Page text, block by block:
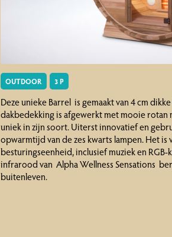
OUTDOOR 3 P
Deze unieke Barrel is gemaakt van 4 cm
dakbedekking is afgewerkt met mooie rotan
uniek in zijn soort. Uiterst innovatief en
opwarmtijd van de zes kwarts lampen. Het
besturingseenheid, inclusief muziek en
infrarood van Alpha Wellness Sensations
buitenleven.